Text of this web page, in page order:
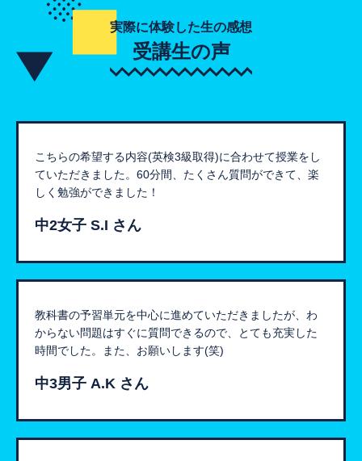
実際に体験した生の感想
受講生の声
こちらの希望する内容(英検3級取得)に合わせて授業をし
ていただきました。60分間、たくさん質問ができて、楽
しく勉強ができました！
中2女子 S.I さん
教科書の予習単元を中心に進めていただきましたが、わ
からない問題はすぐに質問できるので、とても充実した
時間でした。また、お願いします(笑)
中3男子 A.K さん